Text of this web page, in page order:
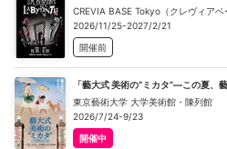
CREVIA BASE Tokyo（クレヴィアベ
2026/11/25-2027/2/21
開催前
「藝大式 美術の“ミカタ”―この夏、
東京藝術大学 大学美術館・陳列館
2026/7/24-9/23
開催中